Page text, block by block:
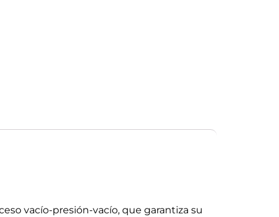
vacío-presión-vacío, que garantiza su